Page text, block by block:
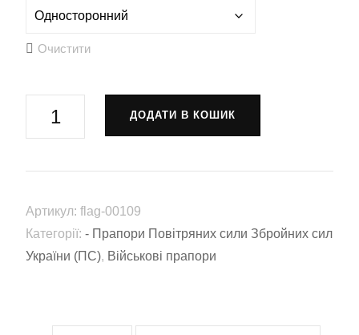
Очистити
Повітряних
України
00109)
кількість
ДОДАТИ В КОШИК
Артикул: flag-00109
Категорії: - Прапори Повітряних сили Збройних сил
України (ПС), Військові прапори